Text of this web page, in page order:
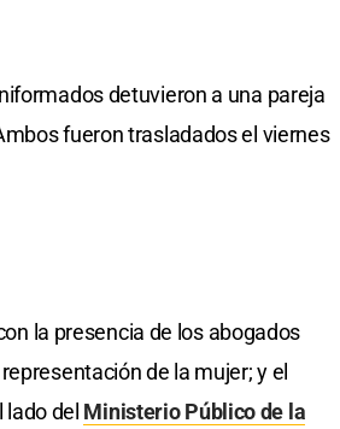
detuvieron a una pareja
fueron trasladados el viernes
la presencia de los abogados
de la mujer; y el
del Ministerio Público de la